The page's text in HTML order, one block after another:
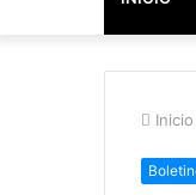
Inicio